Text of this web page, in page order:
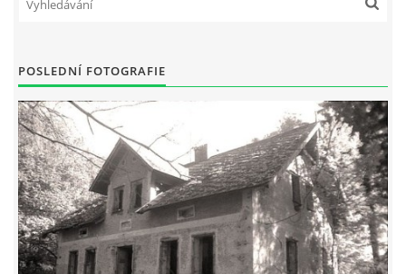
POSLEDNÍ FOTOGRAFIE